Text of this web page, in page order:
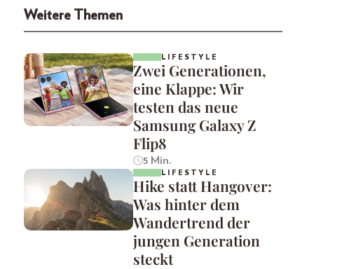
Weitere Themen
LIFESTYLE
Zwei Generationen,
eine Klappe: Wir
testen das neue
Samsung Galaxy Z
Flip8
5 Min.
LIFESTYLE
Hike statt Hangover:
Was hinter dem
Wandertrend der
jungen Generation
steckt